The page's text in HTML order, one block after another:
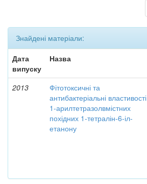
Знайдені матеріали:
Дата
випуску
Назва
2013
Фітотоксичні та
антибактеріальні властивості
1-арилтетразолвмістних
похідних 1-тетралін-6-іл-
етанону